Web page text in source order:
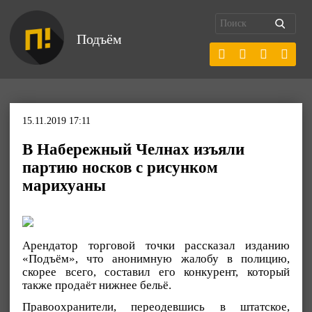
Подъём
15.11.2019 17:11
В Набережный Челнах изъяли
партию носков с рисунком
марихуаны
Арендатор торговой точки рассказал изданию
«Подъём», что анонимную жалобу в полицию,
скорее всего, составил его конкурент, который
также продаёт нижнее бельё.
Правоохранители, переодевшись в штатское,